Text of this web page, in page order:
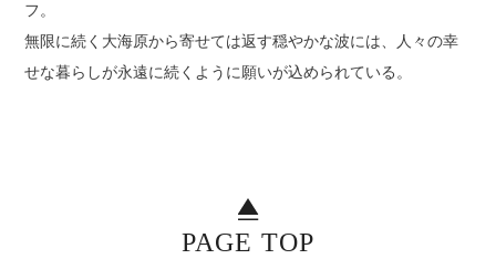
フ。
無限に続く大海原から寄せては返す穏やかな波には、人々の幸
せな暮らしが永遠に続くように願いが込められている。
PAGE TOP